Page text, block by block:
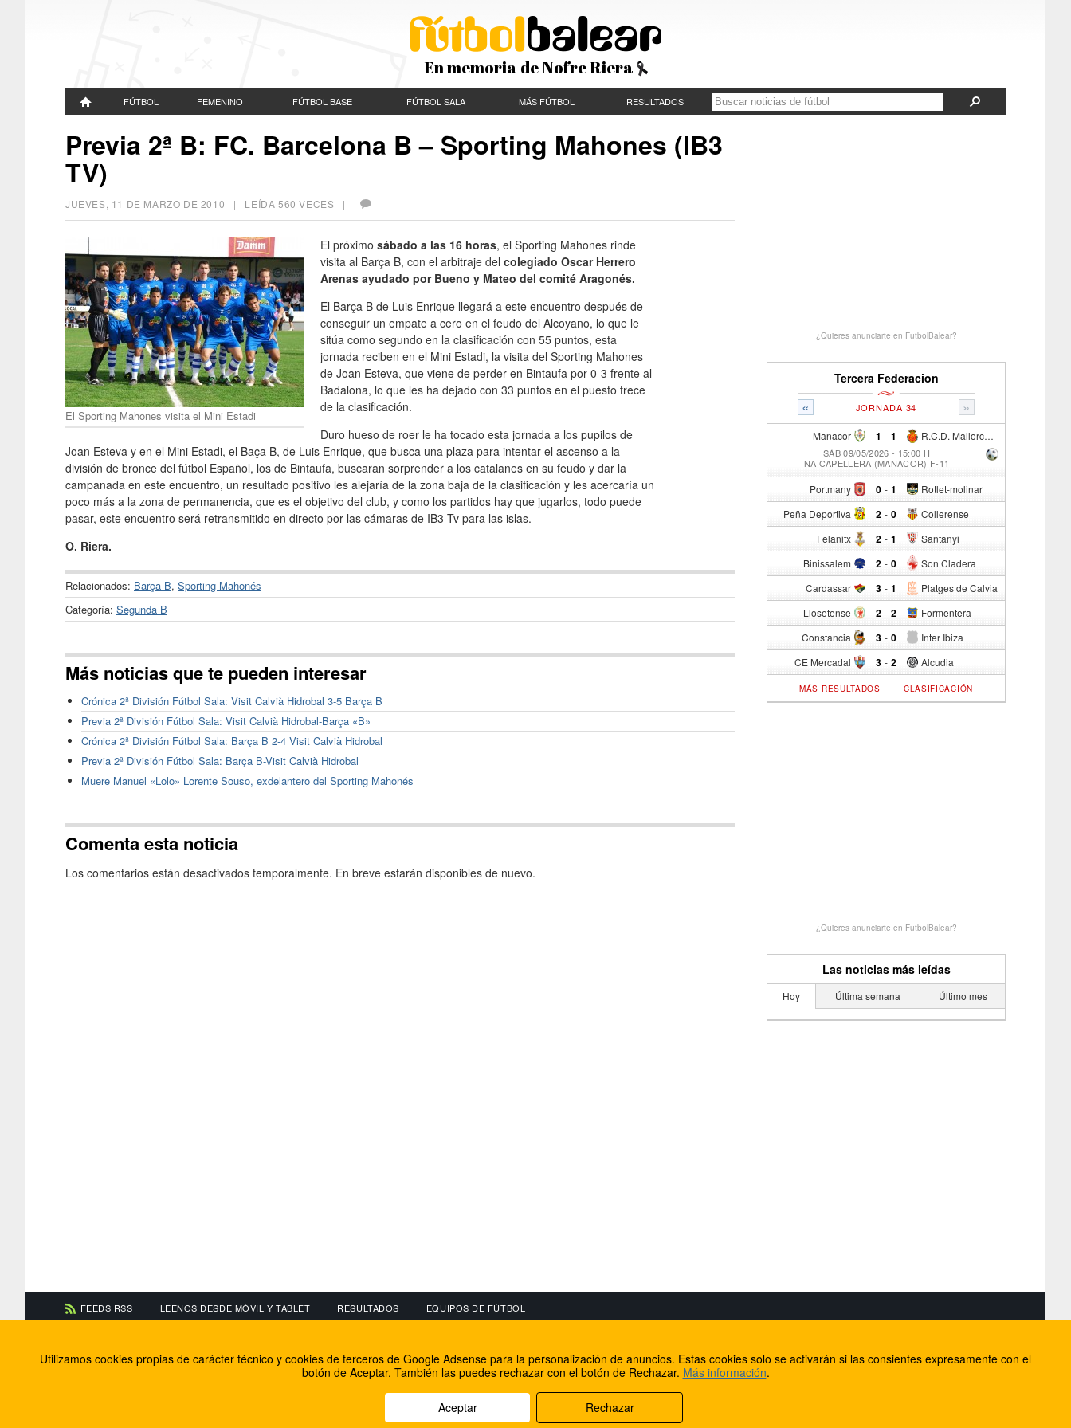
En memoria de Nofre Riera
FÚTBOL FEMENINO FÚTBOL BASE FÚTBOL SALA MÁS FÚTBOL RESULTADOS
Previa 2ª B: FC. Barcelona B – Sporting Mahones (IB3
TV)
JUEVES, 11 DE MARZO DE 2010 | LEÍDA 560 VECES |
El Sporting Mahones visita el Mini Estadi
El próximo sábado a las 16 horas, el Sporting Mahones rinde
visita al Barça B, con el arbitraje del colegiado Oscar Herrero
Arenas ayudado por Bueno y Mateo del comité Aragonés.
El Barça B de Luis Enrique llegará a este encuentro después de
conseguir un empate a cero en el feudo del Alcoyano, lo que le
sitúa como segundo en la clasificación con 55 puntos, esta
jornada reciben en el Mini Estadi, la visita del Sporting Mahones
de Joan Esteva, que viene de perder en Bintaufa por 0-3 frente al
Badalona, lo que les ha dejado con 33 puntos en el puesto trece
de la clasificación.
Duro hueso de roer le ha tocado esta jornada a los pupilos de
Joan Esteva y en el Mini Estadi, el Baça B, de Luis Enrique, que busca una plaza para intentar el ascenso a la
división de bronce del fútbol Español, los de Bintaufa, buscaran sorprender a los catalanes en su feudo y dar la
campanada en este encuentro, un resultado positivo les alejaría de la zona baja de la clasificación y les acercaría un
poco más a la zona de permanencia, que es el objetivo del club, y como los partidos hay que jugarlos, todo puede
pasar, este encuentro será retransmitido en directo por las cámaras de IB3 Tv para las islas.
O. Riera.
Relacionados: Barça B, Sporting Mahonés
Categoría: Segunda B
Más noticias que te pueden interesar
Crónica 2ª División Fútbol Sala: Visit Calvià Hidrobal 3-5 Barça B
Previa 2ª División Fútbol Sala: Visit Calvià Hidrobal-Barça «B»
Crónica 2ª División Fútbol Sala: Barça B 2-4 Visit Calvià Hidrobal
Previa 2ª División Fútbol Sala: Barça B-Visit Calvià Hidrobal
Muere Manuel «Lolo» Lorente Souso, exdelantero del Sporting Mahonés
Comenta esta noticia
Los comentarios están desactivados temporalmente. En breve estarán disponibles de nuevo.
¿Quieres anunciarte en FutbolBalear?
Tercera Federacion
« »
JORNADA 34
Manacor 1 - R.C.D. Mallorca Sad "B"
1
SÁB 09/05/2026 - 15:00 H
NA CAPELLERA (MANACOR) F-11
Portmany 0 - Rotlet-molinar
1
Peña Deportiva 2 - Collerense
0
Felanitx 2 - Santanyi
1
Binissalem 2 - Son Cladera
0
Cardassar 3 - Platges de Calvia
1
Llosetense 2 - Formentera
2
Constancia 3 - Inter Ibiza
0
CE Mercadal 3 - Alcudia
2
MÁS RESULTADOS - CLASIFICACIÓN
¿Quieres anunciarte en FutbolBalear?
Las noticias más leídas
Hoy Última semana Último mes
FEEDS RSS LEENOS DESDE MÓVIL Y TABLET RESULTADOS EQUIPOS DE FÚTBOL
Información de contacto
El equipo de FútbolBalear
Soluciones Corporativas IP
Facebook
Twitter
Internet Rural Mallorca
Registro de dominios
Utilizamos cookies propias de carácter técnico y cookies de terceros de Google Adsense para la personalización de anuncios. Estas cookies solo se activarán si las consientes expresamente con el
botón de Aceptar. También las puedes rechazar con el botón de Rechazar. Más información.
Aceptar Rechazar